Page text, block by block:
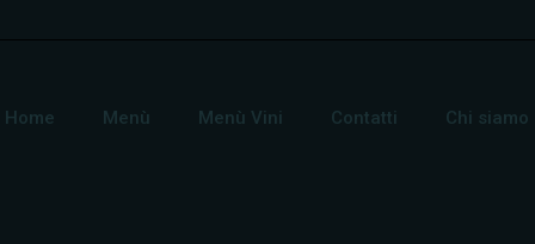
Home Menù Menù Vini Contatti Chi siamo